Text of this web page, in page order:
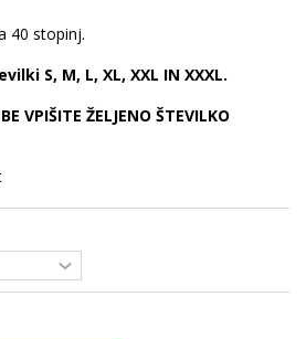
40 stopinj.
S, M, L, XL, XXL IN XXXL.
VPIŠITE ŽELJENO ŠTEVILKO